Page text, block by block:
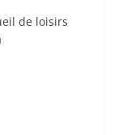
de loisirs